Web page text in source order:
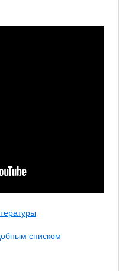
списком